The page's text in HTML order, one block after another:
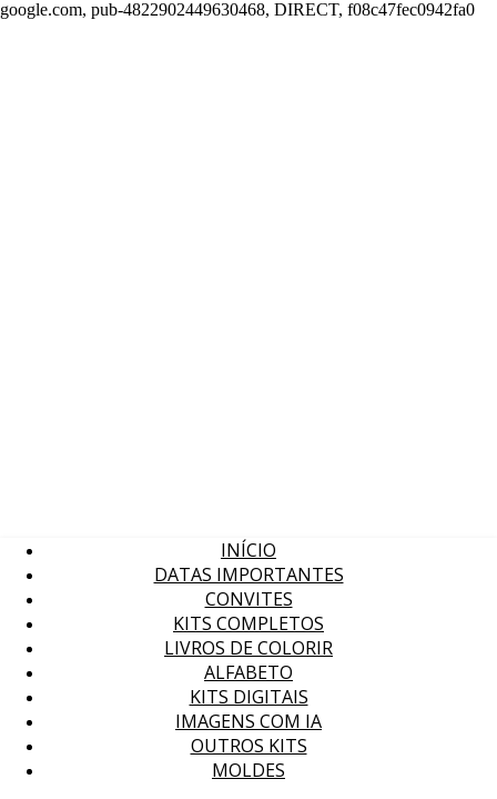
google.com, pub-4822902449630468, DIRECT, f08c47fec0942fa0
INÍCIO
DATAS IMPORTANTES
CONVITES
KITS COMPLETOS
LIVROS DE COLORIR
ALFABETO
KITS DIGITAIS
IMAGENS COM IA
OUTROS KITS
MOLDES